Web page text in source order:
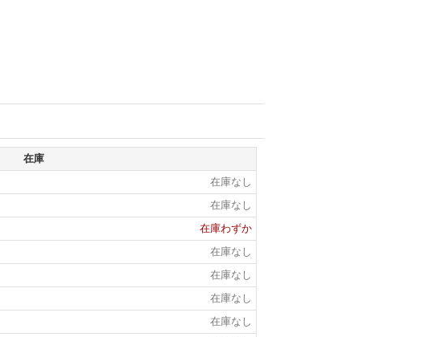
在庫
在庫なし
在庫なし
在庫わずか
在庫なし
在庫なし
在庫なし
在庫なし